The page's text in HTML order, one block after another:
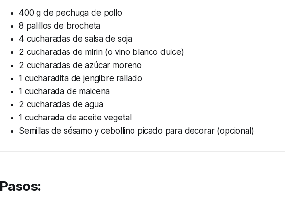
400 g de pechuga de pollo
8 palillos de brocheta
4 cucharadas de salsa de soja
2 cucharadas de mirin (o vino blanco dulce)
2 cucharadas de azúcar moreno
1 cucharadita de jengibre rallado
1 cucharada de maicena
2 cucharadas de agua
1 cucharada de aceite vegetal
Semillas de sésamo y cebollino picado para decorar (opcional)
Pasos: